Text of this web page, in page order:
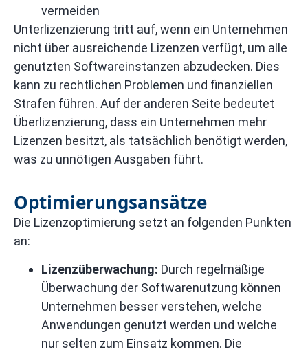
vermeiden
Unterlizenzierung tritt auf, wenn ein Unternehmen
nicht über ausreichende Lizenzen verfügt, um alle
genutzten Softwareinstanzen abzudecken. Dies
kann zu rechtlichen Problemen und finanziellen
Strafen führen. Auf der anderen Seite bedeutet
Überlizenzierung, dass ein Unternehmen mehr
Lizenzen besitzt, als tatsächlich benötigt werden,
was zu unnötigen Ausgaben führt.
Optimierungsansätze
Die Lizenzoptimierung setzt an folgenden Punkten
an:
Lizenzüberwachung: Durch regelmäßige
Überwachung der Softwarenutzung können
Unternehmen besser verstehen, welche
Anwendungen genutzt werden und welche
nur selten zum Einsatz kommen. Die